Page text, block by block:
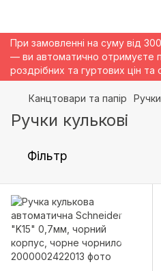
При замовленні на суму від
— ви автоматично отримуєте
роздрібних та гуртових цін
Канцтовари та папір Ручки
Ручки кулькові
Фільтр